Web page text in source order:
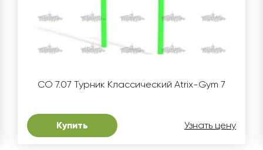
СО 7.07 Турник Классический Atrix-Gym 7
Купить Узнать цену